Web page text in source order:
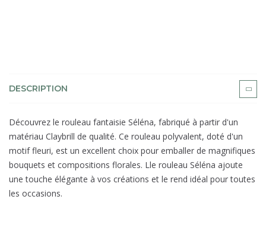
DESCRIPTION
Découvrez le rouleau fantaisie Séléna, fabriqué à partir d'un
matériau Claybrill de qualité. Ce rouleau polyvalent, doté d'un
motif fleuri, est un excellent choix pour emballer de magnifiques
bouquets et compositions florales. Lle rouleau Séléna ajoute
une touche élégante à vos créations et le rend idéal pour toutes
les occasions.